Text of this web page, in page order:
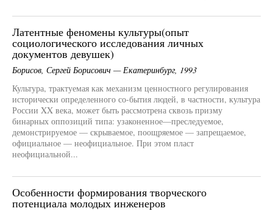
Латентные феномены культуры(опыт
социологического исследования личных
документов девушек)
Борисов, Сергей Борисович — Екатеринбург, 1993
Культура, трактуемая как механизм ценностного регулирования
исторически определенного со-бытия людей, в частности, культура
России XX века, может быть рассмотрена сквозь призму
бинарных оппозиций типа: узаконенное—преследуемое,
демонстрируемое — скрываемое, поощряемое — запрещаемое,
официальное — неофициальное. При этом пласт
неофициальной...
Особенности формирования творческого
потенциала молодых инженеров